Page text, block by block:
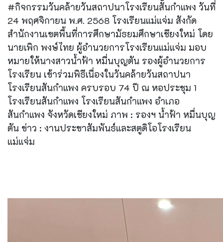
#กิจกรรมวันคล้ายวันสถาปนาโรงเรียนสัันกำแพง วันที่
24 พฤศจิกายน พ.ศ. 2568 โรงเรียนแม่แจ่ม สังกัด
สำนักงานเขตพื้นที่การศึกษามัธยมศึกษาเชียงใหม่ โดย
นายเพิก พงษ์ไทย ผู้อำนวยการโรงเรียนแม่แจ่ม มอบ
หมายให้นางสาวน้ำฟ้า หมื่นบุญตัน รองผู้อำนวยการ
โรงเรียน เข้าร่วมพิธีเนื่องในวันคล้ายวันสถาปนา
โรงเรียนสันกำแพง ครบรอบ 74 ปี ณ หอประชุม 1
โรงเรียนสันกำแพง โรงเรียนสันกำแพง อำเภอ
สันกำแพง จังหวัดเชียงใหม่ ภาพ : รองฯ น้ำฟ้า หมื่นบุญ
ตัน ข่าว : งานประชาสัมพันธ์และสตูดิโอโรงเรียน
แม่แจ่ม